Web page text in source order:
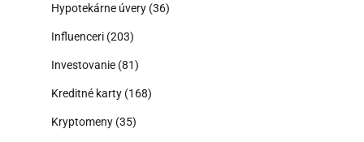
Hypotekárne úvery (36)
Influenceri (203)
Investovanie (81)
Kreditné karty (168)
Kryptomeny (35)